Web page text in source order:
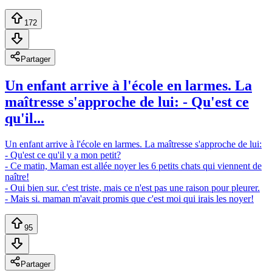
172
Partager
Un enfant arrive à l'école en larmes. La
maîtresse s'approche de lui: - Qu'est ce
qu'il...
Un enfant arrive à l'école en larmes. La maîtresse s'approche de lui:
- Qu'est ce qu'il y a mon petit?
- Ce matin, Maman est allée noyer les 6 petits chats qui viennent de
naître!
- Oui bien sur. c'est triste, mais ce n'est pas une raison pour pleurer.
- Mais si. maman m'avait promis que c'est moi qui irais les noyer!
95
Partager